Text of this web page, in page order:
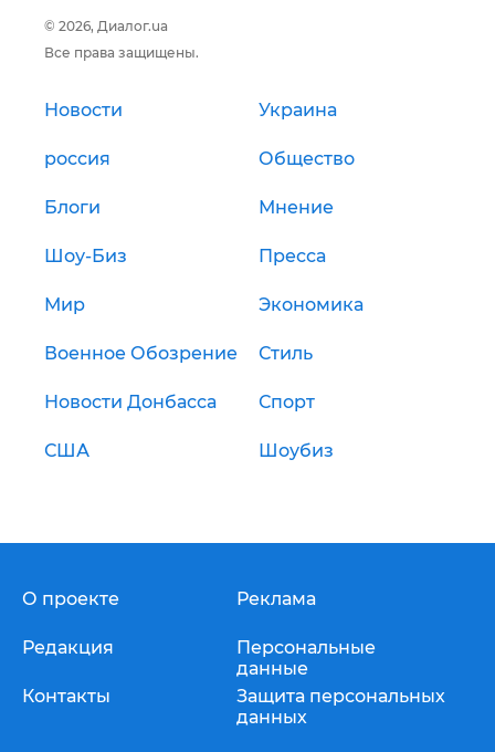
© 2026, Диалог.ua
Все права защищены.
Новости Украина
россия Общество
Блоги Мнение
Шоу-Биз Пресса
Мир Экономика
Военное Обозрение Стиль
Новости Донбасса Спорт
США Шоубиз
О проекте
Редакция
Контакты
Реклама
Персональные
данные
Защита персональных
данных